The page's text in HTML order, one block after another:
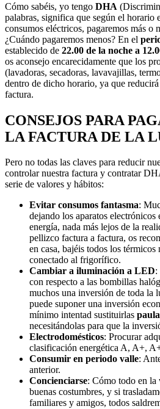
Cómo sabéis, yo tengo DHA
palabras, significa que según el horario
consumos eléctricos, pagaremos más o
¿Cuándo pagaremos menos? En el
establecido de 22.00 de la noche a
os aconsejo encarecidamente que los
(lavadoras, secadoras, lavavajillas,
dentro de dicho horario, ya que
factura.
CONSEJOS PARA
LA FACTURA DE LA
Pero no todas las claves para reducir
controlar nuestra factura y contratar
serie de valores y hábitos:
Evitar consumos fantasma:
dejando los aparatos electrónicos
energía, nada más lejos de la
pellizco factura a factura, os
en casa, bajéis todos los térmicos
conectado al frigorífico.
Cambiar a iluminación a LED:
con respecto a las bombillas
muchos una inversión de toda la
puede suponer una inversión
mínimo intentad sustituirlas
necesitándolas para que la
Electrodomésticos: Procurar
clasificación energética A, A+,
Consumir en periodo valle:
anterior.
Concienciarse: Cómo todo en la
buenas costumbres, y si
familiares y amigos, todos